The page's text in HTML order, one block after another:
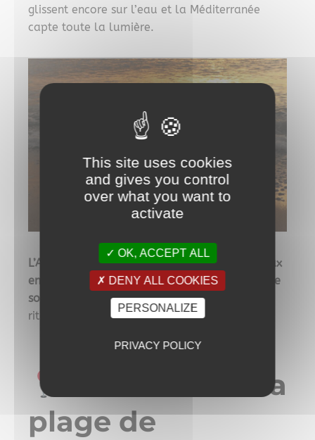
glissent encore sur l’eau et la Méditerranée
capte toute la lumière.
L’Almanarre est sans doute l’un des plus beaux
endroits de Hyères pour admirer un coucher de
soleil.
Un moment simple, puissant, presque
rituel pour ceux qui connaissent bien le lieu.
Où se trouve la
plage de
This site uses cookies
and gives you control
over what you want to
activate
OK, ACCEPT ALL
DENY ALL COOKIES
PERSONALIZE
PRIVACY POLICY